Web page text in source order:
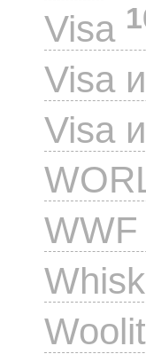
Visa
Visa
Visa